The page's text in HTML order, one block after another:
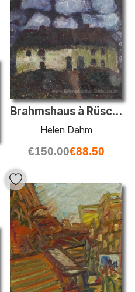
Brahmshaus à Rüschlikon
Helen Dahm
€150.00€88.50